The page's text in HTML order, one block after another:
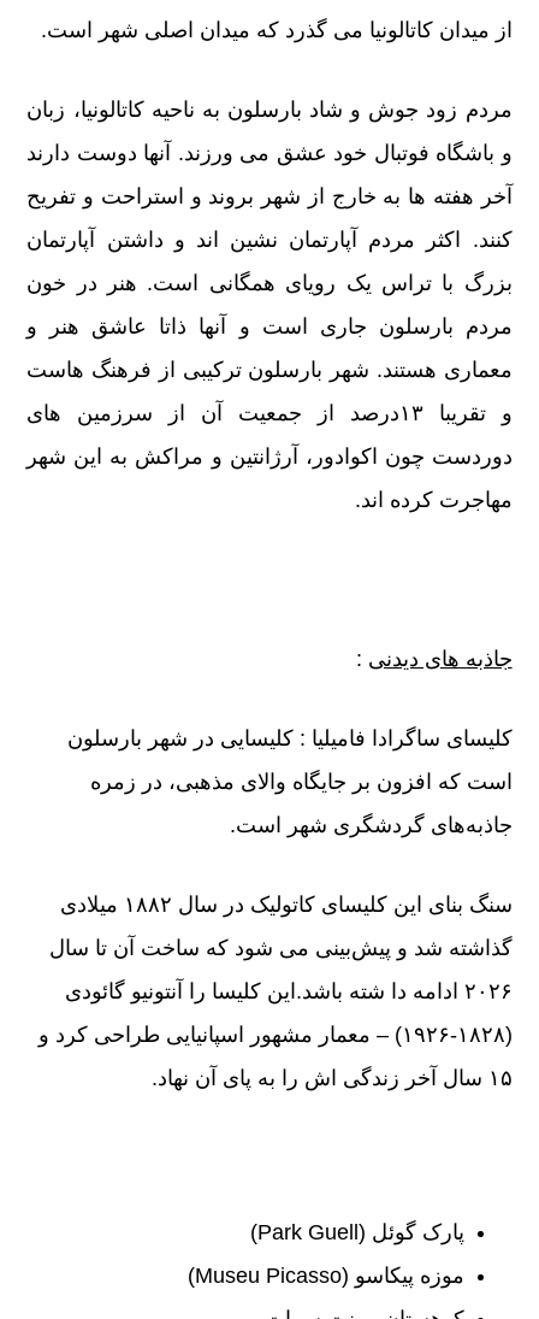
از میدان کاتالونیا می گذرد که میدان اصلی شهر است.
مردم زود جوش و شاد بارسلون به ناحیه کاتالونیا، زبان
و باشگاه فوتبال خود عشق می ورزند. آنها دوست دارند
آخر هفته ها به خارج از شهر بروند و استراحت و تفریح
کنند. اکثر مردم آپارتمان نشین اند و داشتن آپارتمان
بزرگ با تراس یک رویای همگانی است. هنر در خون
مردم بارسلون جاری است و آنها ذاتا عاشق هنر و
معماری هستند. شهر بارسلون ترکیبی از فرهنگ هاست
و تقریبا ۱۳درصد از جمعیت آن از سرزمین های
دوردست چون اکوادور، آرژانتین و مراکش به این شهر
مهاجرت کرده اند.
جاذبه های دیدنی :
کلیسای ساگرادا فامیلیا : کلیسایی در شهر بارسلون
است که افزون بر جایگاه والای مذهبی، در زمره
جاذبه‌های گردشگری شهر است.
سنگ بنای این کلیسای کاتولیک در سال ۱۸۸۲ میلادی
گذاشته شد و پیش‌بینی می شود که ساخت آن تا سال
۲۰۲۶ ادامه دا شته باشد.این کلیسا را آنتونیو گائودی
(۱۸۲۸-۱۹۲۶) – معمار مشهور اسپانیایی طراحی کرد و
۱۵ سال آخر زندگی اش را به پای آن نهاد.
پارک گوئل (Park Guell)
موزه پیکاسو (Museu Picasso)